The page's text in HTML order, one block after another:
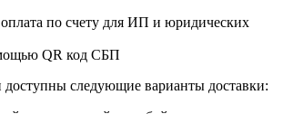
оплата по счету для ИП и юридических
QR код СБП
следующие варианты доставки: